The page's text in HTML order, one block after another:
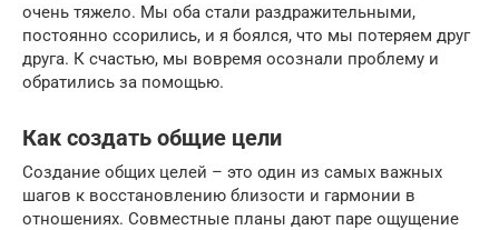
очень тяжело. Мы оба стали раздражительными,
постоянно ссорились, и я боялся, что мы потеряем друг
друга. К счастью, мы вовремя осознали проблему и
обратились за помощью.
Как создать общие цели
Создание общих целей – это один из самых важных
шагов к восстановлению близости и гармонии в
отношениях. Совместные планы дают паре ощущение